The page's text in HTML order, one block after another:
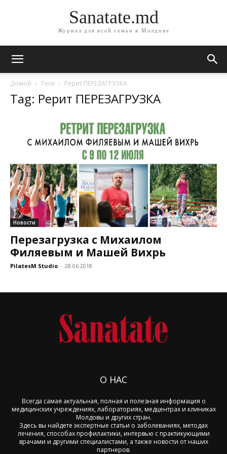
Sanatate.md
Журнал для всей семьи в Молдове
Домой Теги Рерит ПЕРЕЗАГРУЗКА
Tag: Рерит ПЕРЕЗАГРУЗКА
Новости
Перезагрузка с Михаилом
Филяевым и Машей Вихрь
PilatesM Studio - 28.06.2018
О НАС
Всегда самая актуальная, полная и полезная информация о
медицинских учреждениях, лабораториях, медцентрах и клиниках
Молдовы и других стран.
Здесь вы найдете экспертные статьи о заболеваниях, методах
лечения, способах профилактики, интервью с практикующими
врачами и другими специалистами, а также новости от наших
партнеров.